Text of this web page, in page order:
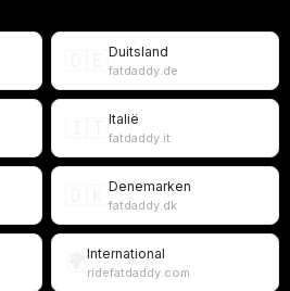
Duitsland
fatdaddy.de
Italië
fatdaddy.it
Denemarken
fatdaddy.dk
International
ridefatdaddy.com